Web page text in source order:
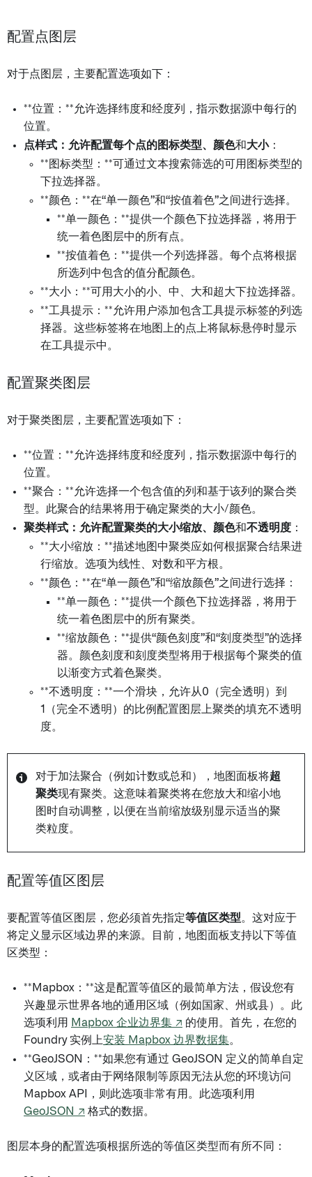
配置点图层
对于点图层，主要配置选项如下：
**位置：**允许选择纬度和经度列，指示数据源中每行的
位置。
点样式： 允许配置每个点的图标类型、颜色和大小：
**图标类型：**可通过文本搜索筛选的可用图标类型的
下拉选择器。
**颜色：**在“单一颜色”和“按值着色”之间进行选择。
**单一颜色：**提供一个颜色下拉选择器，将用于
统一着色图层中的所有点。
**按值着色：**提供一个列选择器。每个点将根据
所选列中包含的值分配颜色。
**大小：**可用大小的小、中、大和超大下拉选择器。
**工具提示：**允许用户添加包含工具提示标签的列选
择器。这些标签将在地图上的点上将鼠标悬停时显示
在工具提示中。
配置聚类图层
对于聚类图层，主要配置选项如下：
**位置：**允许选择纬度和经度列，指示数据源中每行的
位置。
**聚合：**允许选择一个包含值的列和基于该列的聚合类
型。此聚合的结果将用于确定聚类的大小/颜色。
聚类样式： 允许配置聚类的大小缩放、颜色和不透明度 ：
**大小缩放：**描述地图中聚类应如何根据聚合结果进
行缩放。选项为线性、对数和平方根。
**颜色：**在“单一颜色”和“缩放颜色”之间进行选择：
**单一颜色：**提供一个颜色下拉选择器，将用于
统一着色图层中的所有聚类。
**缩放颜色：**提供“颜色刻度”和“刻度类型”的选择
器。颜色刻度和刻度类型将用于根据每个聚类的值
以渐变方式着色聚类。
**不透明度：**一个滑块，允许从0（完全透明）到
1（完全不透明）的比例配置图层上聚类的填充不透明
度。
对于加法聚合（例如计数或总和），地图面板将超
聚类现有聚类。这意味着聚类将在您放大和缩小地
图时自动调整，以便在当前缩放级别显示适当的聚
类粒度。
配置等值区图层
要配置等值区图层，您必须首先指定等值区类型。这对应于
将定义显示区域边界的来源。目前，地图面板支持以下等值
区类型：
**Mapbox：**这是配置等值区的最简单方法，假设您有
兴趣显示世界各地的通用区域（例如国家、州或县）。此
选项利用
Mapbox 企业边界集 ↗ 的使用。首先，在您的
Foundry 实例上安装 Mapbox 边界数据集。
**GeoJSON：**如果您有通过 GeoJSON 定义的简单自定
义区域，或者由于网络限制等原因无法从您的环境访问
Mapbox API，则此选项非常有用。此选项利用
GeoJSON ↗ 格式的数据。
图层本身的配置选项根据所选的等值区类型而有所不同：